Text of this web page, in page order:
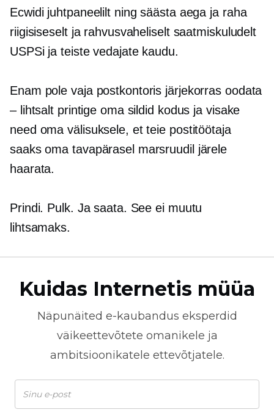
Ecwidi juhtpaneelilt ning säästa aega ja raha
riigisiseselt ja rahvusvaheliselt saatmiskuludelt
USPSi ja teiste vedajate kaudu.
Enam pole vaja postkontoris järjekorras oodata
– lihtsalt printige oma sildid kodus ja visake
need oma välisuksele, et teie postitöötaja
saaks oma tavapärasel marsruudil järele
haarata.
Prindi. Pulk. Ja saata. See ei muutu
lihtsamaks.
Kuidas Internetis müüa
Näpunäited e-kaubandus eksperdid
väikeettevõtete omanikele ja
ambitsioonikatele ettevõtjatele.